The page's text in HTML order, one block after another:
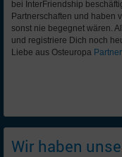
bei InterFriendship
Partnerschaften und haben
sonst nie begegnet wären.
und registriere Dich noch
Liebe aus Osteuropa
Wir haben